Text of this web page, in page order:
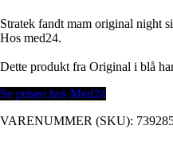
Stratek fandt mam original night
Hos med24.
Dette produkt fra Original i blå
Se prisen hos Med24
VARENUMMER (SKU):